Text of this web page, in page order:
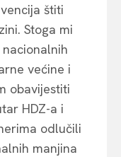
štiti
Stoga mi
većine i
obavijestiti
HDZ-a i
odlučili
manjina